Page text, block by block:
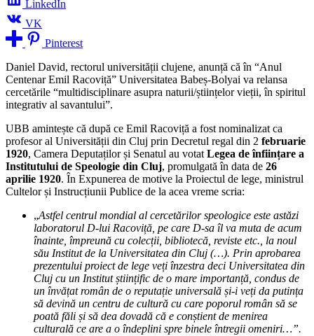
LinkedIn
VK
Pinterest
Daniel David, rectorul universității clujene, anunță că în “Anul
Centenar Emil Racoviță” Universitatea Babeș-Bolyai va relansa
cercetările “multidisciplinare asupra naturii/științelor vieții, în spiritul
integrativ al savantului”.
UBB amintește că după ce Emil Racoviță a fost nominalizat ca
profesor al Universității din Cluj prin Decretul regal din 2 februarie
1920, Camera Deputaților și Senatul au votatLegea de înființare a
Institutului de Speologie din Cluj, promulgată în data de 26
aprilie 1920. În Expunerea de motive la Proiectul de lege, ministrul
Cultelor și Instrucțiunii Publice de la acea vreme scria:
„Astfel centrul mondial al cercetărilor speologice este astăzi
laboratorul D-lui Racoviță, pe care D-sa îl va muta de acum
înainte, împreună cu colecții, bibliotecă, reviste etc., la noul
său Institut de la Universitatea din Cluj (…). Prin aprobarea
prezentului proiect de lege veți înzestra deci Universitatea din
Cluj cu un Institut științific de o mare importanță, condus de
un învățat român de o reputație universală și-i veți da putința
să devină un centru de cultură cu care poporul român să se
poată făli și să dea dovadă că e conștient de menirea
culturală ce are a o îndeplini spre binele întregii omeniri…”.